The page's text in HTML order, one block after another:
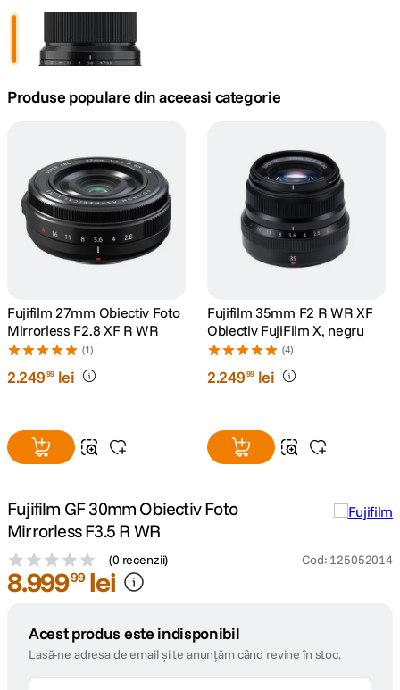
Produse populare din aceeasi categorie
Fujifilm 27mm Obiectiv Foto
Mirrorless F2.8 XF R WR
(1)
2.24999 lei
Fujifilm 35mm F2 R WR XF
Obiectiv FujiFilm X, negru
(4)
2.24999 lei
Fujifilm GF 30mm Obiectiv Foto
Mirrorless F3.5 R WR
(0 recenzii) Cod: 125052014
8.99999 lei
Acest produs este indisponibil
Lasă-ne adresa de email și te anunțăm când revine în stoc.